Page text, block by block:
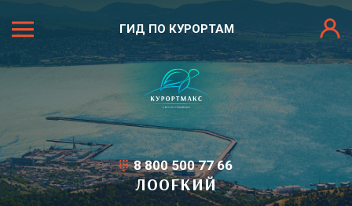
ГИД ПО КУРОРТАМ
8 800 500 77 66
ЛООFКИЙ